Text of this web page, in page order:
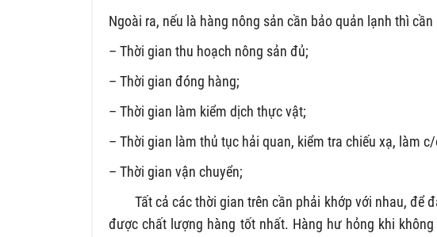
Ngoài ra, nếu là hàng nông sản cần bảo quản lạnh thì
– Thời gian thu hoạch nông sản đủ;
– Thời gian đóng hàng;
– Thời gian làm kiểm dịch thực vật;
– Thời gian làm thủ tục hải quan, kiểm tra chiếu xạ, làm
– Thời gian vận chuyển;
Tất cả các thời gian trên cần phải khớp với nhau, để
được chất lượng hàng tốt nhất. Hàng hư hỏng khi